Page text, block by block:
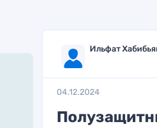
Ильфат
04.12.2024